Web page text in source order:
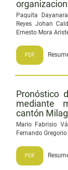
Paquita
Reyes Johan
Ernesto Mora
PDF
Pronóstico
mediante
cantón
Mario Fabrisio
Fernando
PDF